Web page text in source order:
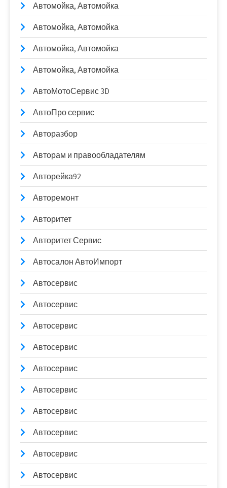
Автомойка, Автомойка
Автомойка, Автомойка
Автомойка, Автомойка
Автомойка, Автомойка
АвтоМотоСервис 3D
АвтоПро сервис
Авторазбор
Авторам и правообладателям
Авторейка92
Авторемонт
Авторитет
Авторитет Сервис
Автосалон АвтоИмпорт
Автосервис
Автосервис
Автосервис
Автосервис
Автосервис
Автосервис
Автосервис
Автосервис
Автосервис
Автосервис